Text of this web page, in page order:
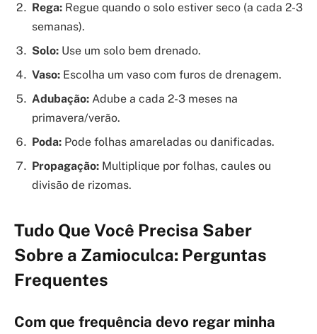
Rega: Regue quando o solo estiver seco (a cada 2-3
semanas).
Solo: Use um solo bem drenado.
Vaso: Escolha um vaso com furos de drenagem.
Adubação: Adube a cada 2-3 meses na
primavera/verão.
Poda: Pode folhas amareladas ou danificadas.
Propagação: Multiplique por folhas, caules ou
divisão de rizomas.
Tudo Que Você Precisa Saber
Sobre a Zamioculca: Perguntas
Frequentes
Com que frequência devo regar minha